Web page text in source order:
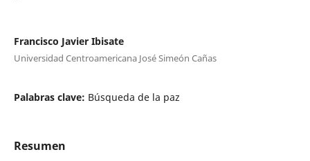
Francisco Javier Ibisate
Universidad Centroamericana José Simeón Cañas
Palabras clave: Búsqueda de la paz
Resumen